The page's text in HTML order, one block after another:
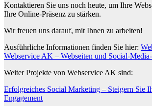
Kontaktieren Sie uns noch heute, um Ihre
Ihre Online-Präsenz zu stärken.
Wir freuen uns darauf, mit Ihnen zu arbeiten!
Ausführliche Informationen finden Sie hier:
Webservice AK – Webseiten und Social-
Weiter Projekte von Webservice AK sind:
Erfolgreiches Social Marketing – Steigern Sie
Engagement